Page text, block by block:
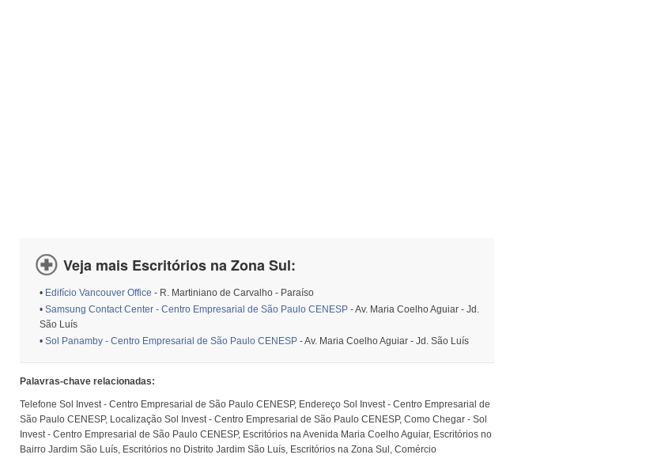
Veja mais Escritórios na Zona Sul:
• Edifício Vancouver Office - R. Martiniano de Carvalho - Paraíso
• Samsung Contact Center - Centro Empresarial de São Paulo CENESP - Av. Maria Coelho Aguiar - Jd.
São Luís
• Sol Panamby - Centro Empresarial de São Paulo CENESP - Av. Maria Coelho Aguiar - Jd. São Luís
Palavras-chave relacionadas:
Telefone Sol Invest - Centro Empresarial de São Paulo CENESP, Endereço Sol Invest - Centro Empresarial de
São Paulo CENESP, Localização Sol Invest - Centro Empresarial de São Paulo CENESP, Como Chegar - Sol
Invest - Centro Empresarial de São Paulo CENESP, Escritórios na Avenida Maria Coelho Aguiar, Escritórios no
Bairro Jardim São Luís, Escritórios no Distrito Jardim São Luís, Escritórios na Zona Sul, Comércio